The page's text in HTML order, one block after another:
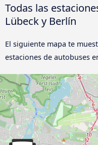
Todas las
Lübeck y Berlín
El siguiente mapa te
estaciones de autobuses